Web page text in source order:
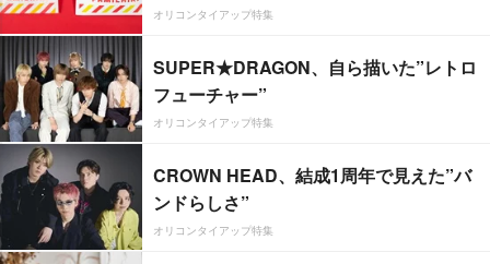
オリコンタイアップ特集
SUPER★DRAGON、自ら描いた”レトロ
フューチャー”
オリコンタイアップ特集
CROWN HEAD、結成1周年で見えた”バ
ンドらしさ”
オリコンタイアップ特集